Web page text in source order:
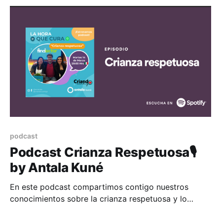
con más de 7 años de experiencia. Nos compartirán
podcast
Podcast Crianza Respetuosa🎙️
by Antala Kuné
En este podcast compartimos contigo nuestros
conocimientos sobre la crianza respetuosa y lo